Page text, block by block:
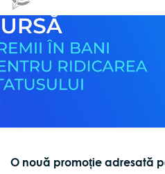
O nouă promoție adresată